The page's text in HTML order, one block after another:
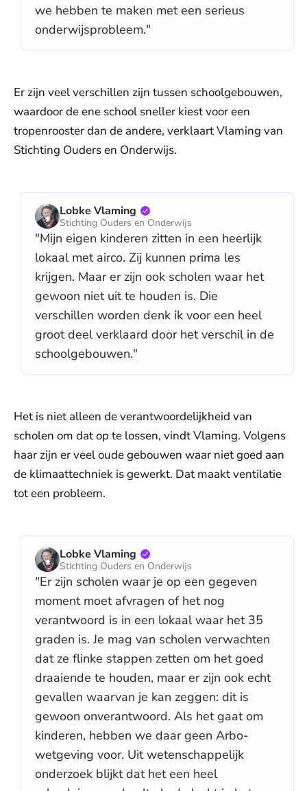
we hebben te maken met een serieus
onderwijsprobleem."
Er zijn veel verschillen zijn tussen schoolgebouwen,
waardoor de ene school sneller kiest voor een
tropenrooster dan de andere, verklaart Vlaming van
Stichting Ouders en Onderwijs.
Lobke Vlaming
Stichting Ouders en Onderwijs
"Mijn eigen kinderen zitten in een heerlijk
lokaal met airco. Zij kunnen prima les
krijgen. Maar er zijn ook scholen waar het
gewoon niet uit te houden is. Die
verschillen worden denk ik voor een heel
groot deel verklaard door het verschil in de
schoolgebouwen."
Het is niet alleen de verantwoordelijkheid van
scholen om dat op te lossen, vindt Vlaming. Volgens
haar zijn er veel oude gebouwen waar niet goed aan
de klimaattechniek is gewerkt. Dat maakt ventilatie
tot een probleem.
Lobke Vlaming
Stichting Ouders en Onderwijs
"Er zijn scholen waar je op een gegeven
moment moet afvragen of het nog
verantwoord is in een lokaal waar het 35
graden is. Je mag van scholen verwachten
dat ze flinke stappen zetten om het goed
draaiende te houden, maar er zijn ook echt
gevallen waarvan je kan zeggen: dit is
gewoon onverantwoord. Als het gaat om
kinderen, hebben we daar geen Arbo-
wetgeving voor. Uit wetenschappelijk
onderzoek blijkt dat het een heel